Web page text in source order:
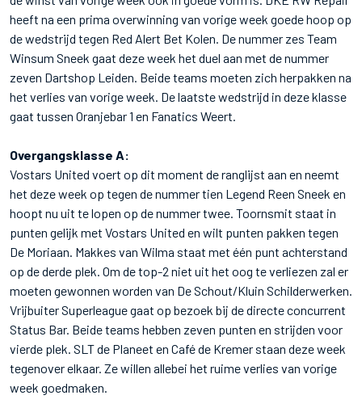
heeft na een prima overwinning van vorige week goede hoop op
de wedstrijd tegen Red Alert Bet Kolen. De nummer zes Team
Winsum Sneek gaat deze week het duel aan met de nummer
zeven Dartshop Leiden. Beide teams moeten zich herpakken na
het verlies van vorige week. De laatste wedstrijd in deze klasse
gaat tussen Oranjebar 1 en Fanatics Weert.
Overgangsklasse A:
Vostars United voert op dit moment de ranglijst aan en neemt
het deze week op tegen de nummer tien Legend Reen Sneek en
hoopt nu uit te lopen op de nummer twee. Toornsmit staat in
punten gelijk met Vostars United en wilt punten pakken tegen
De Moriaan. Makkes van Wilma staat met één punt achterstand
op de derde plek. Om de top-2 niet uit het oog te verliezen zal er
moeten gewonnen worden van De Schout/Kluin Schilderwerken.
Vrijbuiter Superleague gaat op bezoek bij de directe concurrent
Status Bar. Beide teams hebben zeven punten en strijden voor
vierde plek. SLT de Planeet en Café de Kremer staan deze week
tegenover elkaar. Ze willen allebei het ruime verlies van vorige
week goedmaken.